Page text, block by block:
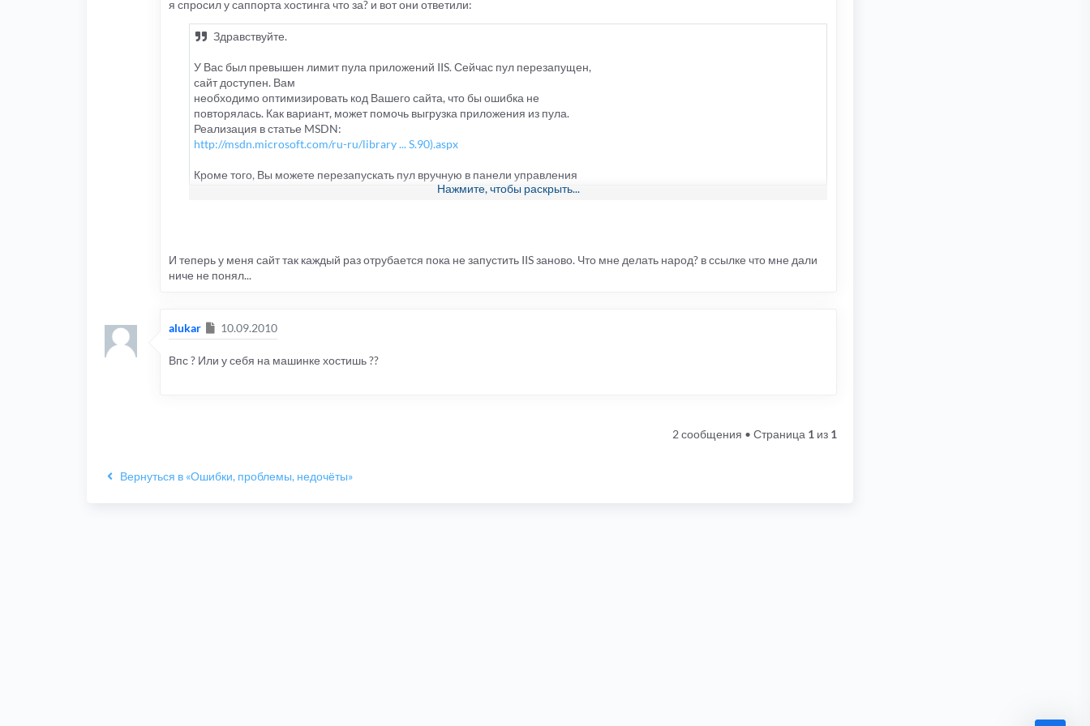
я спросил у саппорта хостинга что за? и вот они ответили:
Здравствуйте.
У Вас был превышен лимит пула приложений IIS. Сейчас пул перезапущен,
сайт доступен. Вам
необходимо оптимизировать код Вашего сайта, что бы ошибка не
повторялась. Как вариант, может помочь выгрузка приложения из пула.
Реализация в статье MSDN:
http://msdn.microsoft.com/ru-ru/library ... S.90).aspx
Кроме того, Вы можете перезапускать пул вручную в панели управления
Plesk (Домашняя страница > Домены > fuck-torrent.ru > Пул приложений IIS)
Нажмите, чтобы раскрыть...
И теперь у меня сайт так каждый раз отрубается пока не запустить IIS заново. Что мне делать народ? в ссылке что мне дали
ниче не понял...
alukar Сообщение
10.09.2010
Впс ? Или у себя на машинке хостишь ??
2 сообщения • Страница 1 из 1
Вернуться в «Ошибки, проблемы, недочёты»